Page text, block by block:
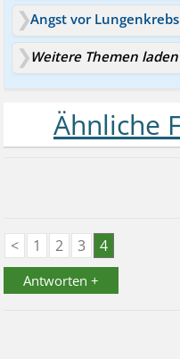
Angst vor Lungenkrebs
Weitere Themen laden
< 1 2 3 4
Antworten +